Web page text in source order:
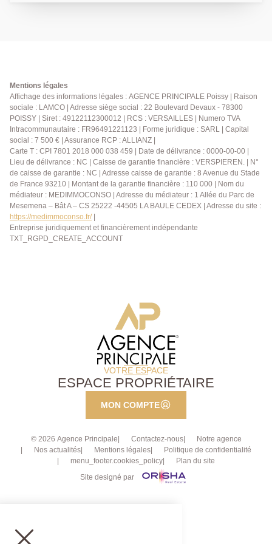
jeux, bureau ou espace de rangement selon vos
besoins. Un box privatif vient compléter ce bien. Vous
apprécierez la proximité immédiate des écoles et des
commerces. Un arrêt de bus situé à seulement 100
mètres permet de rejoindre la gare de Poissy (RER A
et ligne J du Transilien) en 10 minutes. Cette maison
saura vous séduire par son environnement privilégié,
son potentiel et sa qualité de vie. N'hésitez pas à nous
contacter pour organiser une visite. AGENCE
PRINCIPALE: 01.30.06.69.69 (Julie GOUMAIN agent
commercial RSAC 909399941).
Mentions légales
Affichage des informations légales : AGENCE PRINCIPALE Poissy | Raison
sociale : LAMCO | Adresse siège social : 22 Boulevard Devaux - 78300
POISSY | Siret : 49122112300012 | RCS : VERSAILLES | Numero TVA
Intracommunautaire : FR96491221123 | Forme juridique : SARL | Capital
social : 7 500 € | Assurance RCP : ALLIANZ |
Carte T : CPI 7801 2018 000 038 459 | Date de délivrance : 0000-00-00 |
Lieu de délivrance : NC | Caisse de garantie financière : VERSPIEREN. | N°
de caisse de garantie : NC | Adresse caisse de garantie : 8 Avenue du Stade
de France 93210 | Montant de la garantie financière : 110 000 | Nom du
médiateur : MEDIMMOCONSO | Adresse du médiateur : 1 Allée du Parc de
Mesemena – Bât A – CS 25222 -44505 LA BAULE CEDEX | Adresse du site :
https://medimmoconso.fr/|
Entreprise juridiquement et financièrement indépendante
TXT_RGPD_CREATE_ACCOUNT
VOTRE ESPACE
ESPACE PROPRIÉTAIRE
MON COMPTE
© 2026 Agence Principale Contactez-nous
Notre agence
Nos actualités
Mentions légales
Politique de confidentialité
menu_footer.cookies_policy
Plan du site
Site designé par